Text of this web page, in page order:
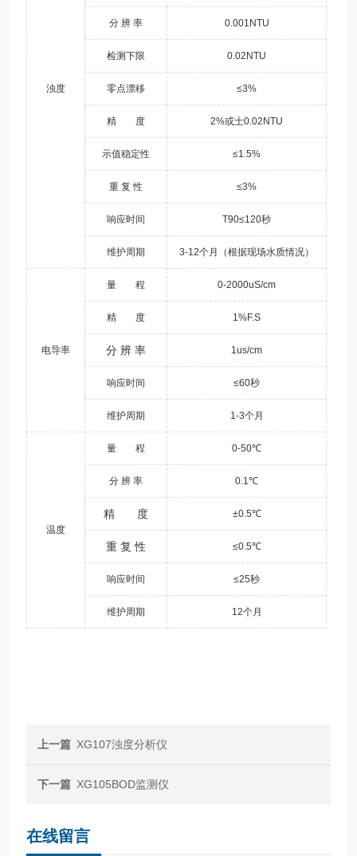
浊度
分 辨 率 0.001NTU
检测下限 0.02NTU
零点漂移 ≤3%
精 度 2%或士0.02NTU
示值稳定性 ≤1.5%
重 复 性 ≤3%
响应时间 T90≤120秒
维护周期 3-12个月（根据现场水质情况）
电导率
量 程 0-2000uS/cm
精 度 1%F.S
分 辨 率 1us/cm
响应时间 ≤60秒
维护周期 1-3个月
温度
量 程 0-50℃
分 辨 率 0.1℃
精 度 ±0.5℃
重 复 性 ≤0.5℃
响应时间 ≤25秒
维护周期 12个月
上一篇 XG107浊度分析仪
下一篇 XG105BOD监测仪
在线留言